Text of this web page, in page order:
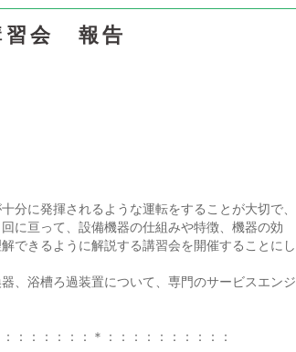
習会 報告
に発揮されるような運転をすることが大切で、
に亘って、設備機器の仕組みや特徴、機器の効
できるように解説する講習会を開催することにし
、浴槽ろ過装置について、専門のサービスエンジ
：：：：：：＊：：：：：：：：：：